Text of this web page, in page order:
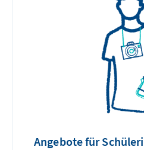
Angebote für